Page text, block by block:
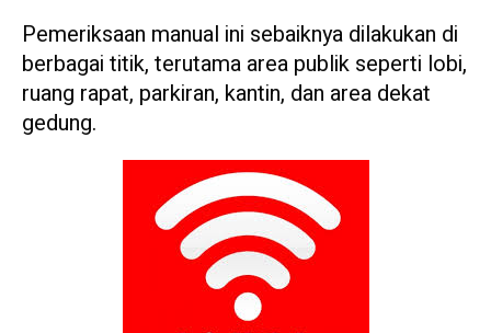
Pemeriksaan manual ini sebaiknya dilakukan di
berbagai titik, terutama area publik seperti lobi,
ruang rapat, parkiran, kantin, dan area dekat
gedung.